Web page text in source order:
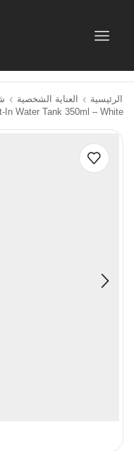
الرئيسية العناية الشخصية
In Water Tank 350ml – White